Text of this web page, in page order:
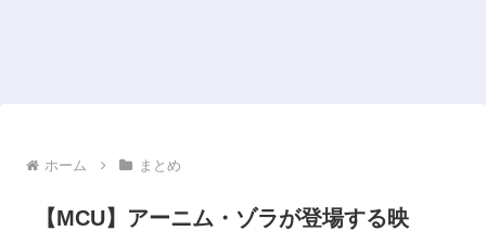
ホーム まとめ
【MCU】アーニム・ゾラが登場する映